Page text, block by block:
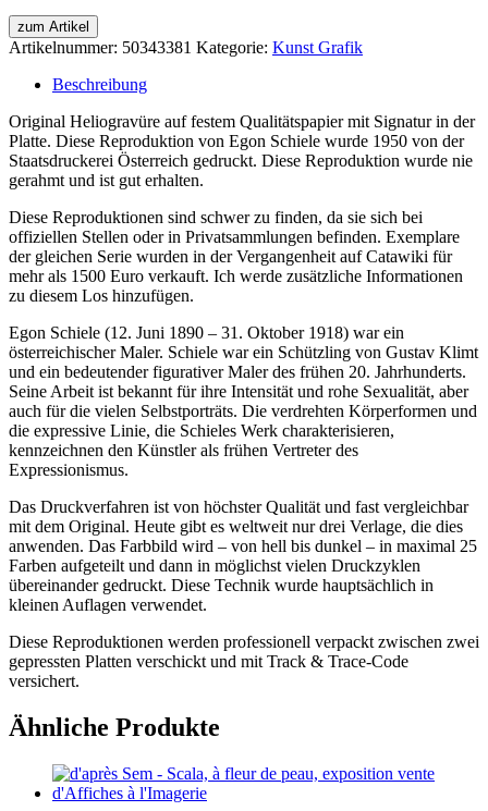
zum Artikel
Artikelnummer: 50343381 Kategorie: Kunst Grafik
Beschreibung
Original Heliogravüre auf festem Qualitätspapier mit Signatur in der
Platte. Diese Reproduktion von Egon Schiele wurde 1950 von der
Staatsdruckerei Österreich gedruckt. Diese Reproduktion wurde nie
gerahmt und ist gut erhalten.
Diese Reproduktionen sind schwer zu finden, da sie sich bei
offiziellen Stellen oder in Privatsammlungen befinden. Exemplare
der gleichen Serie wurden in der Vergangenheit auf Catawiki für
mehr als 1500 Euro verkauft. Ich werde zusätzliche Informationen
zu diesem Los hinzufügen.
Egon Schiele (12. Juni 1890 – 31. Oktober 1918) war ein
österreichischer Maler. Schiele war ein Schützling von Gustav Klimt
und ein bedeutender figurativer Maler des frühen 20. Jahrhunderts.
Seine Arbeit ist bekannt für ihre Intensität und rohe Sexualität, aber
auch für die vielen Selbstporträts. Die verdrehten Körperformen und
die expressive Linie, die Schieles Werk charakterisieren,
kennzeichnen den Künstler als frühen Vertreter des
Expressionismus.
Das Druckverfahren ist von höchster Qualität und fast vergleichbar
mit dem Original. Heute gibt es weltweit nur drei Verlage, die dies
anwenden. Das Farbbild wird – von hell bis dunkel – in maximal 25
Farben aufgeteilt und dann in möglichst vielen Druckzyklen
übereinander gedruckt. Diese Technik wurde hauptsächlich in
kleinen Auflagen verwendet.
Diese Reproduktionen werden professionell verpackt zwischen zwei
gepressten Platten verschickt und mit Track & Trace-Code
versichert.
Ähnliche Produkte